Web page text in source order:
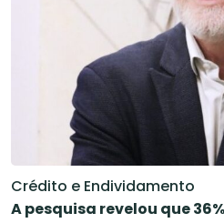
Crédito e Endividamento
A pesquisa revelou que